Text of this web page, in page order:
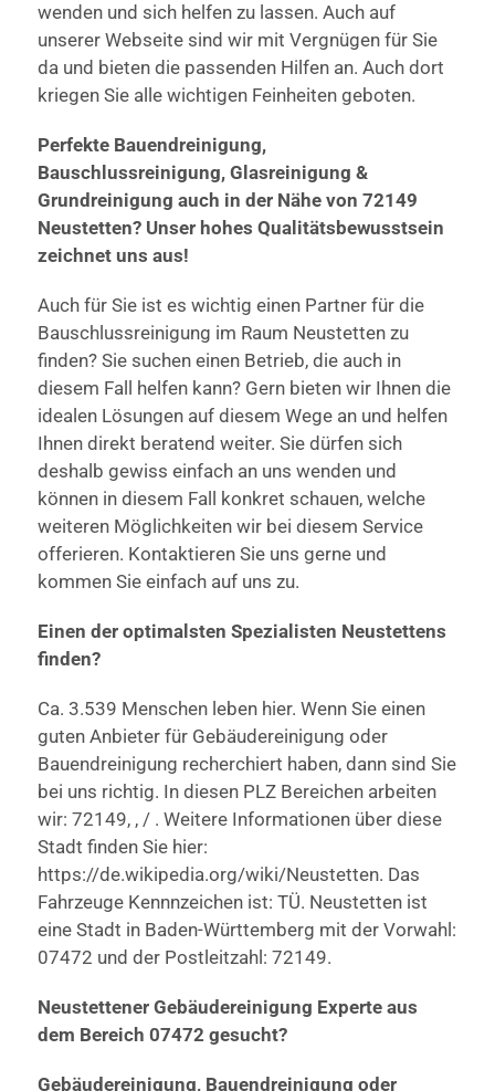
wenden und sich helfen zu lassen. Auch auf
unserer Webseite sind wir mit Vergnügen für Sie
da und bieten die passenden Hilfen an. Auch dort
kriegen Sie alle wichtigen Feinheiten geboten.
Perfekte Bauendreinigung,
Bauschlussreinigung, Glasreinigung &
Grundreinigung auch in der Nähe von 72149
Neustetten? Unser hohes Qualitätsbewusstsein
zeichnet uns aus!
Auch für Sie ist es wichtig einen Partner für die
Bauschlussreinigung im Raum Neustetten zu
finden? Sie suchen einen Betrieb, die auch in
diesem Fall helfen kann? Gern bieten wir Ihnen die
idealen Lösungen auf diesem Wege an und helfen
Ihnen direkt beratend weiter. Sie dürfen sich
deshalb gewiss einfach an uns wenden und
können in diesem Fall konkret schauen, welche
weiteren Möglichkeiten wir bei diesem Service
offerieren. Kontaktieren Sie uns gerne und
kommen Sie einfach auf uns zu.
Einen der optimalsten Spezialisten Neustettens
finden?
Ca. 3.539 Menschen leben hier. Wenn Sie einen
guten Anbieter für Gebäudereinigung oder
Bauendreinigung recherchiert haben, dann sind Sie
bei uns richtig. In diesen PLZ Bereichen arbeiten
wir: 72149, , / . Weitere Informationen über diese
Stadt finden Sie hier:
https://de.wikipedia.org/wiki/Neustetten. Das
Fahrzeuge Kennnzeichen ist: TÜ. Neustetten ist
eine Stadt in Baden-Württemberg mit der Vorwahl:
07472 und der Postleitzahl: 72149.
Neustettener Gebäudereinigung Experte aus
dem Bereich 07472 gesucht?
Gebäudereinigung, Bauendreinigung oder